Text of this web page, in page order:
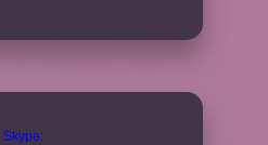
Skype: